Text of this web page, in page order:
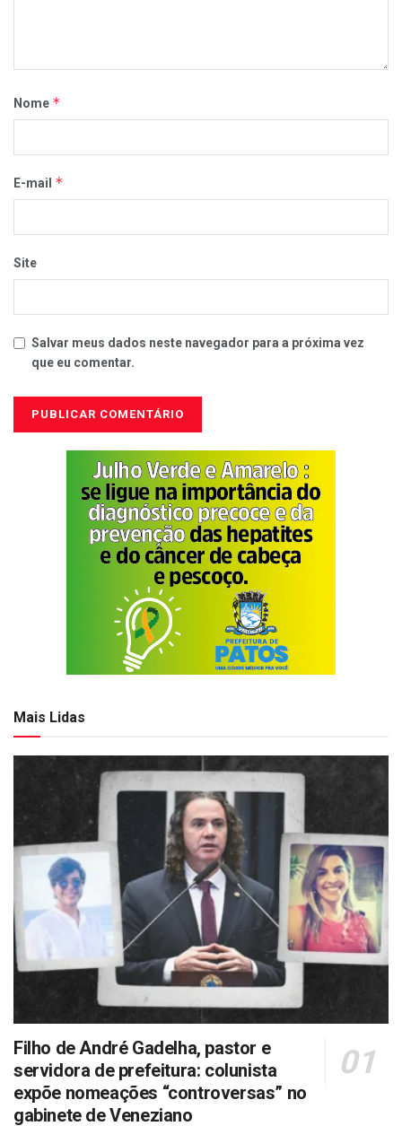
Nome *
E-mail *
Site
Salvar meus dados neste navegador para a próxima vez
que eu comentar.
Mais Lidas
Filho de André Gadelha, pastor e
servidora de prefeitura: colunista
expõe nomeações “controversas” no
gabinete de Veneziano